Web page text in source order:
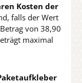
Kosten der
falls der Wert
von 38,90
maximal